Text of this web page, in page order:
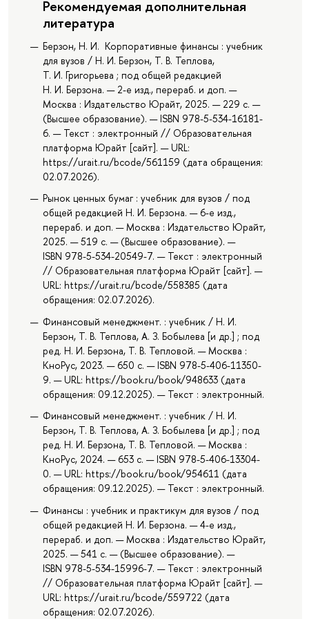
Рекомендуемая дополнительная
литература
Берзон, Н. И. Корпоративные финансы : учебник
для вузов / Н. И. Берзон, Т. В. Теплова,
Т. И. Григорьева ; под общей редакцией
Н. И. Берзона. — 2-е изд., перераб. и доп. —
Москва : Издательство Юрайт, 2025. — 229 с. —
(Высшее образование). — ISBN 978-5-534-16181-
6. — Текст : электронный // Образовательная
платформа Юрайт [сайт]. — URL:
https://urait.ru/bcode/561159 (дата обращения:
02.07.2026).
Рынок ценных бумаг : учебник для вузов / под
общей редакцией Н. И. Берзона. — 6-е изд.,
перераб. и доп. — Москва : Издательство Юрайт,
2025. — 519 с. — (Высшее образование). —
ISBN 978-5-534-20549-7. — Текст : электронный
// Образовательная платформа Юрайт [сайт]. —
URL: https://urait.ru/bcode/558385 (дата
обращения: 02.07.2026).
Финансовый менеджмент. : учебник / Н. И.
Берзон, Т. В. Теплова, А. З. Бобылева [и др.] ; под
ред. Н. И. Берзона, Т. В. Тепловой. — Москва :
КноРус, 2023. — 650 с. — ISBN 978-5-406-11350-
9. — URL: https://book.ru/book/948633 (дата
обращения: 09.12.2025). — Текст : электронный.
Финансовый менеджмент. : учебник / Н. И.
Берзон, Т. В. Теплова, А. З. Бобылева [и др.] ; под
ред. Н. И. Берзона, Т. В. Тепловой. — Москва :
КноРус, 2024. — 653 с. — ISBN 978-5-406-13304-
0. — URL: https://book.ru/book/954611 (дата
обращения: 09.12.2025). — Текст : электронный.
Финансы : учебник и практикум для вузов / под
общей редакцией Н. И. Берзона. — 4-е изд.,
перераб. и доп. — Москва : Издательство Юрайт,
2025. — 541 с. — (Высшее образование). —
ISBN 978-5-534-15996-7. — Текст : электронный
// Образовательная платформа Юрайт [сайт]. —
URL: https://urait.ru/bcode/559722 (дата
обращения: 02.07.2026).